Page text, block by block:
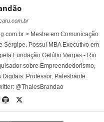
> Mestre em Comunicação
Possui MBA Executivo em
Fundação Getúlio Vargas - Rio
sobre Empreendedorismo,
Professor, Palestrante
@ThalesBrandao